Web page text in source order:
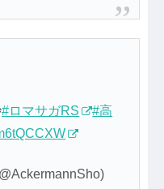
#ロマサガRS
#高